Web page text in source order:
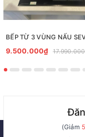
9.500.000₫
(Giảm